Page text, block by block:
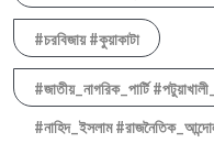
#চরবিজায় #কুয়াকাটা
#জাতীয়_নাগরিক_পার্টি
#নাহিদ_ইসলাম